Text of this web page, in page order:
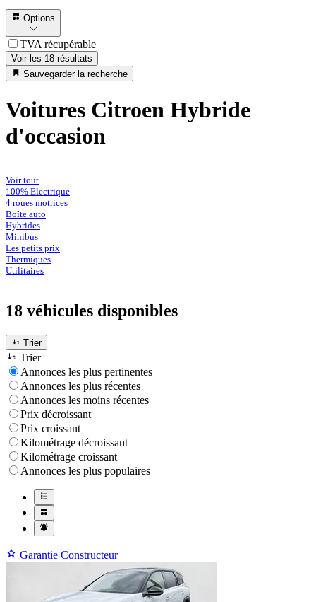
Options
TVA récupérable
Voir les 18 résultats
Sauvegarder la recherche
Voitures Citroen Hybride
d'occasion
Voir tout
100% Electrique
4 roues motrices
Boîte auto
Hybrides
Minibus
Les petits prix
Thermiques
Utilitaires
18 véhicules disponibles
Trier
Trier
Annonces les plus pertinentes
Annonces les plus récentes
Annonces les moins récentes
Prix décroissant
Prix croissant
Kilométrage décroissant
Kilométrage croissant
Annonces les plus populaires
Garantie Constructeur